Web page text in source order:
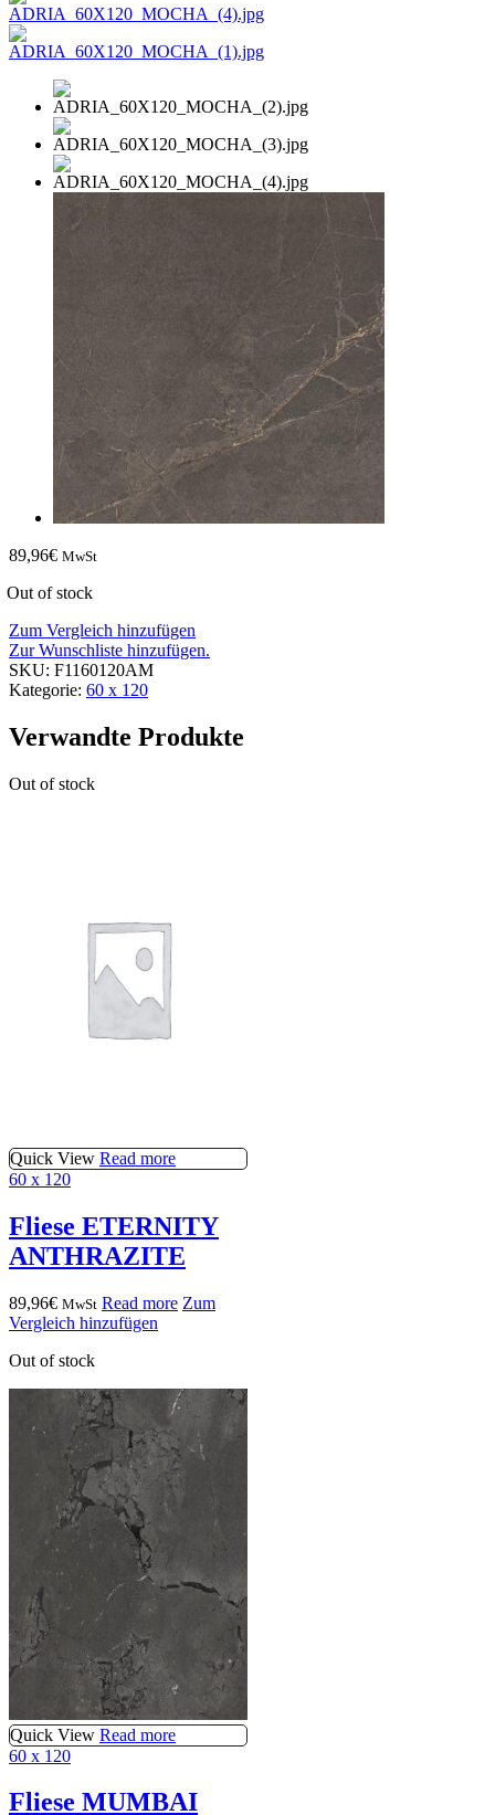
89,96€ MwSt
Out of stock
Zum Vergleich hinzufügen
Zur Wunschliste hinzufügen.
SKU: F1160120AM
Kategorie: 60 x 120
Verwandte Produkte
Out of stock
Quick View Read more
60 x 120
Fliese ETERNITY
ANTHRAZITE
89,96€ MwSt Read more Zum
Vergleich hinzufügen
Out of stock
Quick View Read more
60 x 120
Fliese MUMBAI